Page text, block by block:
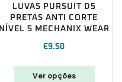
LUVAS PURSUIT D5
PRETAS ANTI CORTE
NÍVEL 5 MECHANIX WEAR
€9.50
Ver opções